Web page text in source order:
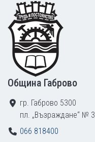
Footer
Община Габрово
гр. Габрово 5300
пл. „Възраждане“ № 3
066 818400